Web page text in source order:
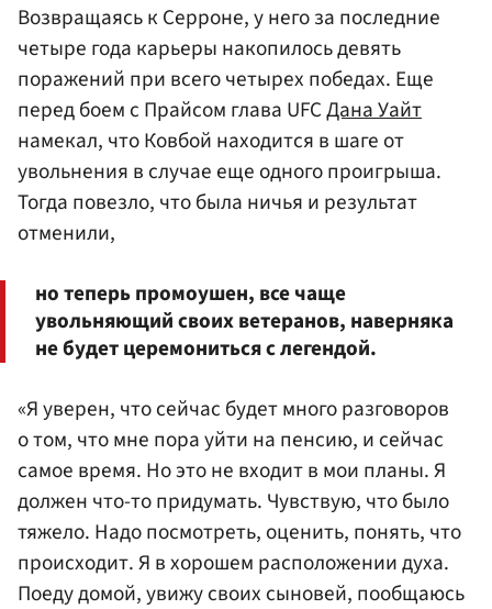
Возвращаясь к Серроне, у него за последние
четыре года карьеры накопилось девять
поражений при всего четырех победах. Еще
перед боем с Прайсом глава UFCДана Уайт
намекал, что Ковбой находится в шаге от
увольнения в случае еще одного проигрыша.
Тогда повезло, что была ничья и результат
отменили,
но теперь промоушен, все чаще
увольняющий своих ветеранов, наверняка
не будет церемониться с легендой.
«Я уверен, что сейчас будет много разговоров
о том, что мне пора уйти на пенсию, и сейчас
самое время. Но это не входит в мои планы. Я
должен что-то придумать. Чувствую, что было
тяжело. Надо посмотреть, оценить, понять, что
происходит. Я в хорошем расположении духа.
Поеду домой, увижу своих сыновей, пообщаюсь